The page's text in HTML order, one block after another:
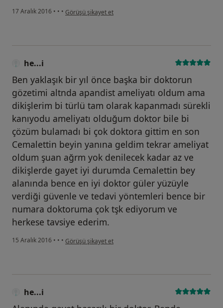
17 Aralık 2016 • • • kullanıcının görüşüne göre he...i
Görüşü şikayet et
he...i
Ben yaklaşık bir yıl önce başka bir doktorun
gözetimi altnda apandist ameliyatı oldum ama
dikişlerim bi türlü tam olarak kapanmadı sürekli
kanıyodu ameliyatı olduğum doktor bile bi
çözüm bulamadı bi çok doktora gittim en son
Cemalettin beyin yanına geldim tekrar ameliyat
oldum şuan ağrm yok denilecek kadar az ve
dikişlerde gayet iyi durumda Cemalettin bey
alanında bence en iyi doktor güler yüzüyle
verdiği güvenle ve tedavi yöntemleri bence bir
numara doktoruma çok tşk ediyorum ve
herkese tavsiye ederim.
15 Aralık 2016 • • • kullanıcının görüşüne göre he...i
Görüşü şikayet et
he...i